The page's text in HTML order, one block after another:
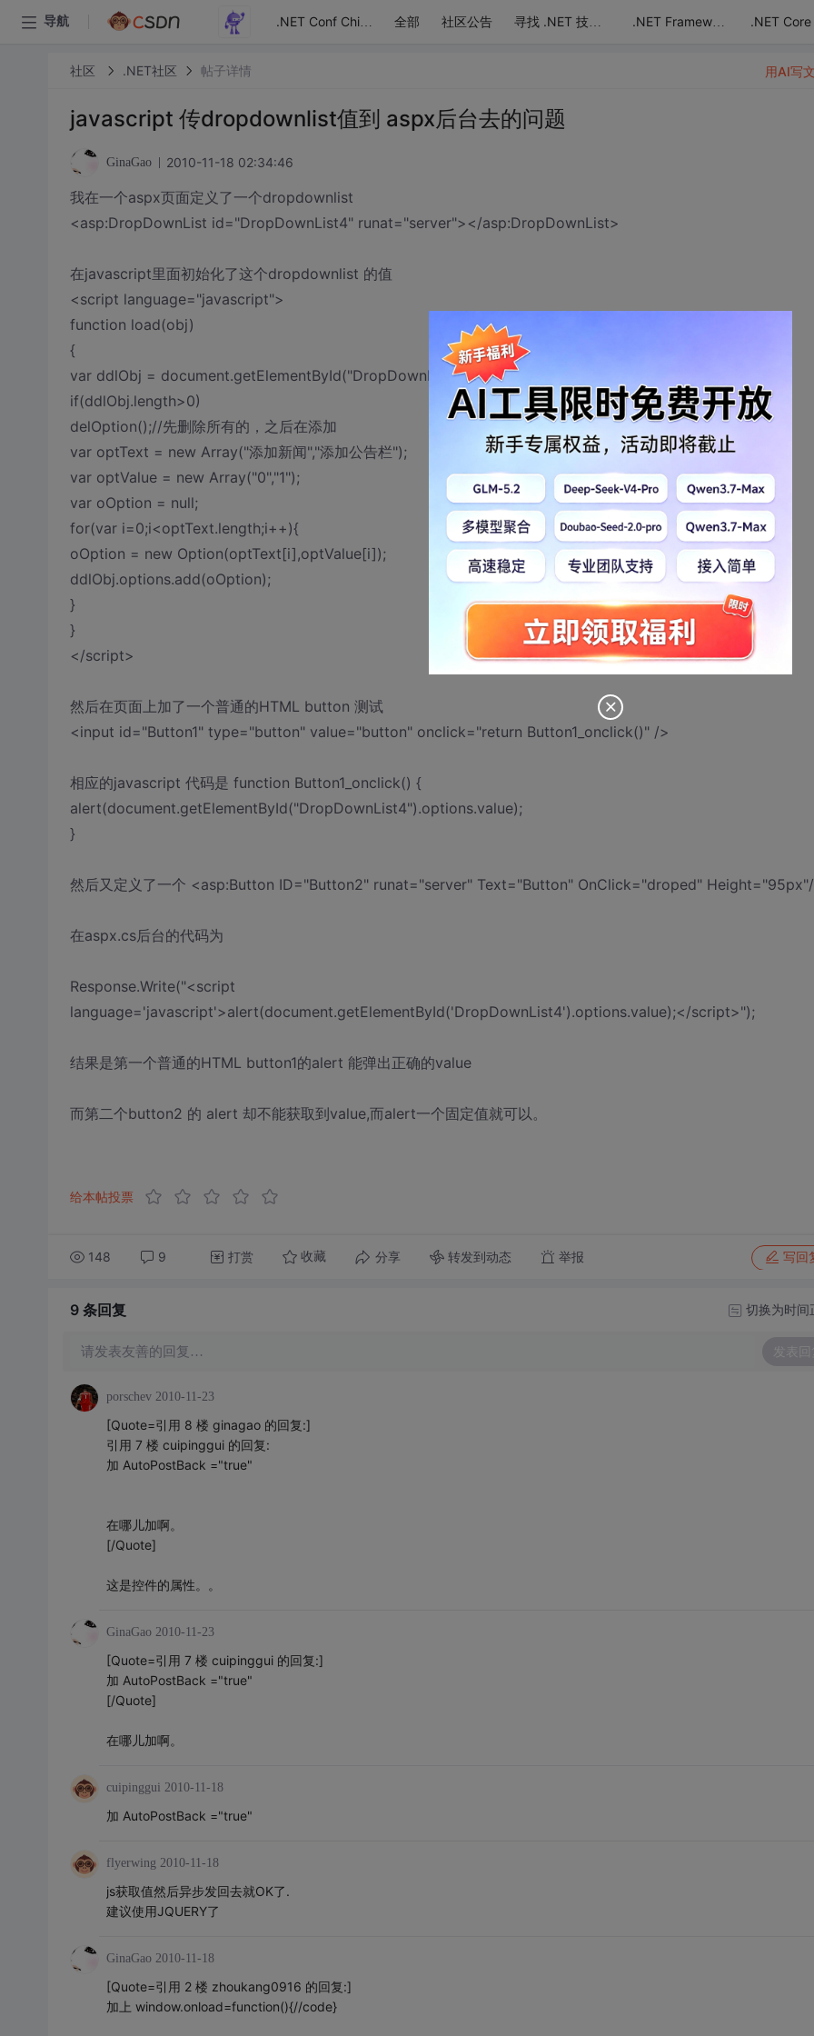
导航 .NET Conf China 全部 社区公告 寻找 .NET 技术达人 .NET Framework .NET Core
社区 .NET社区 帖子详情
javascript 传dropdownlist值到 aspx后台去的问题
GinaGao 2010-11-18 02:34:46
我在一个aspx页面定义了一个dropdownlist
<asp:DropDownList id="DropDownList4" runat="server"></asp:DropDownList>
在javascript里面初始化了这个dropdownlist 的值
<script language="javascript">
function load(obj)
{
var ddlObj = document.getElementById("DropDownList4");//获取对象
if(ddlObj.length>0)
delOption();//先删除所有的，之后在添加
var optText = new Array("添加新闻","添加公告栏");
var optValue = new Array("0","1");
var oOption = null;
for(var i=0;i<optText.length;i++){
oOption = new Option(optText[i],optValue[i]);
ddlObj.options.add(oOption);
}
}
</script>
然后在页面上加了一个普通的HTML button 测试
<input id="Button1" type="button" value="button" onclick="return Button1_onclick()" />
相应的javascript 代码是 function Button1_onclick() {
alert(document.getElementById("DropDownList4").options.value);
}
然后又定义了一个 <asp:Button ID="Button2" runat="server" Text="Button" OnClick="droped"
在aspx.cs后台的代码为
Response.Write("<script
language='javascript'>alert(document.getElementById('DropDownList4').options.value);</script>");
结果是第一个普通的HTML button1的alert 能弹出正确的value
而第二个button2 的 alert 却不能获取到value,而alert一个固定值就可以。
给本帖投票
148 9 打赏 收藏 分享 转发到动态 举报 写回
用AI写
9 条回复 切换为时间
请发表友善的回复… 发表回
porschev 2010-11-23
[Quote=引用 8 楼 ginagao 的回复:]
引用 7 楼 cuipinggui 的回复:
加 AutoPostBack ="true"
在哪儿加啊。
[/Quote]
这是控件的属性。。
GinaGao 2010-11-23
[Quote=引用 7 楼 cuipinggui 的回复:]
加 AutoPostBack ="true"
[/Quote]
在哪儿加啊。
cuipinggui 2010-11-18
加 AutoPostBack ="true"
flyerwing 2010-11-18
js获取值然后异步发回去就OK了.
建议使用JQUERY了
GinaGao 2010-11-18
[Quote=引用 2 楼 zhoukang0916 的回复:]
加上 window.onload=function(){//code}